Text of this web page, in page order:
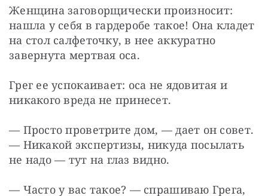
Женщина заговорщически произносит:
нашла у себя в гардеробе такое! Она кладет
на стол салфеточку, в нее аккуратно
завернута мертвая оса.
Грег ее успокаивает: оса не ядовитая и
никакого вреда не принесет.
— Просто проветрите дом, — дает он совет.
— Никакой экспертизы, никуда посылать
не надо — тут на глаз видно.
— Часто у вас такое? — спрашиваю Грега,